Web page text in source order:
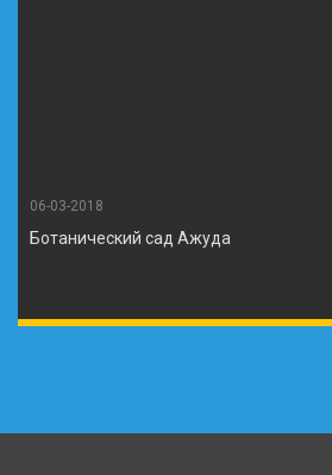
06-03-2018
Ботанический сад Ажуда